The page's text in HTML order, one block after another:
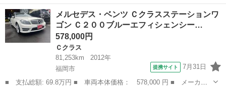
カー名： メルセデス・ベンツ ■ 車種名： ＧＬＳ ■ グレード
名： ＧＬＳ４５０ ｄ ４マチック ＡＭＧラインパッケージ シ
ョーファ...
福岡 福岡市 ベンツ（メルセデス）
メルセデス・ベンツ Ｃクラスステーションワ
ゴン Ｃ２００ブルーエフィシェンシー…
578,000円
Ｃクラス
81,253km
2012年
福岡市
提携サイト 7月31日
■ 支払総額: 69.8万円 ■ 車両本体価格： 578,000 円 ■ メーカー